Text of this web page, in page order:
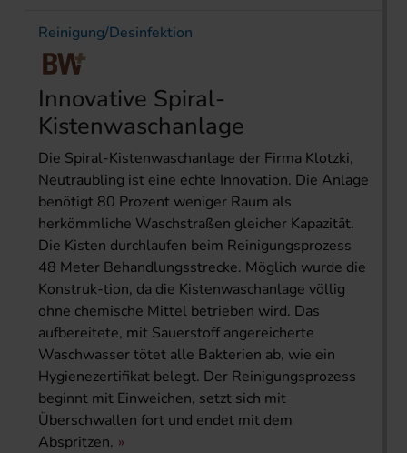
Reinigung/Desinfektion
Innovative Spiral-
Kistenwaschanlage
Die Spiral-Kistenwaschanlage der Firma Klotzki,
Neutraubling ist eine echte Innovation. Die Anlage
benötigt 80 Prozent weniger Raum als
herkömmliche Waschstraßen gleicher Kapazität.
Die Kisten durchlaufen beim Reinigungsprozess
48 Meter Behandlungsstrecke. Möglich wurde die
Konstruk-tion, da die Kistenwaschanlage völlig
ohne chemische Mittel betrieben wird. Das
aufbereitete, mit Sauerstoff angereicherte
Waschwasser tötet alle Bakterien ab, wie ein
Hygienezertifikat belegt. Der Reinigungsprozess
beginnt mit Einweichen, setzt sich mit
Überschwallen fort und endet mit dem
Abspritzen.